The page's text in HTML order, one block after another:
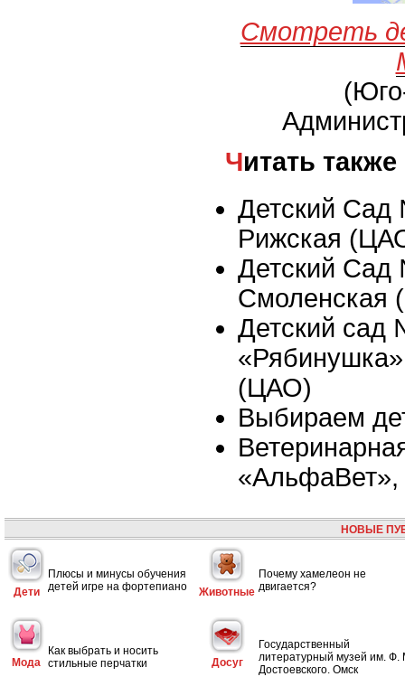
Смотреть
Читать также
Детский
Рижская
Детский
Смоленская
Детский сад
(ЦАО)
Выбираем
«АльфаВет»,
НОВЫЕ
Дети
Плюсы и минусы обучения
детей игре на фортепиано
Животные
Почему хамелеон не
двигается?
Мода
Как выбрать и носить
стильные перчатки
Досуг
Государственный
литературный музей им. Ф.
Достоевского. Омск